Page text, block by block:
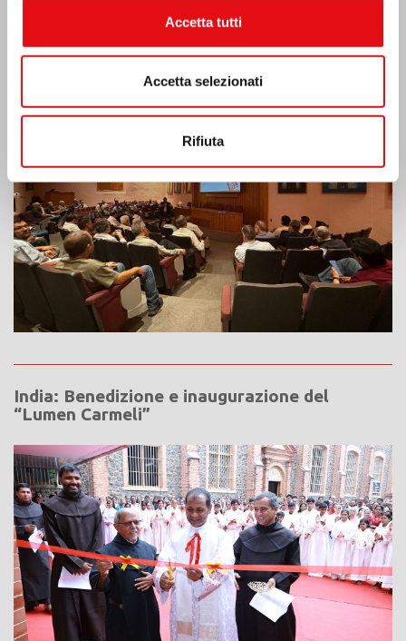
Accetta tutti
Accetta selezionati
Rifiuta
MESSICO: ASSEMBLEA PLENARIA OCD
India: Benedizione e inaugurazione del
“Lumen Carmeli”